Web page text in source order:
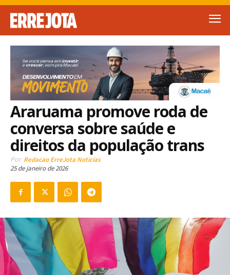
Araruama promove roda de
conversa sobre saúde e
direitos da população trans
Por Redacao ErreJota Noticias
25 de janeiro de 2026